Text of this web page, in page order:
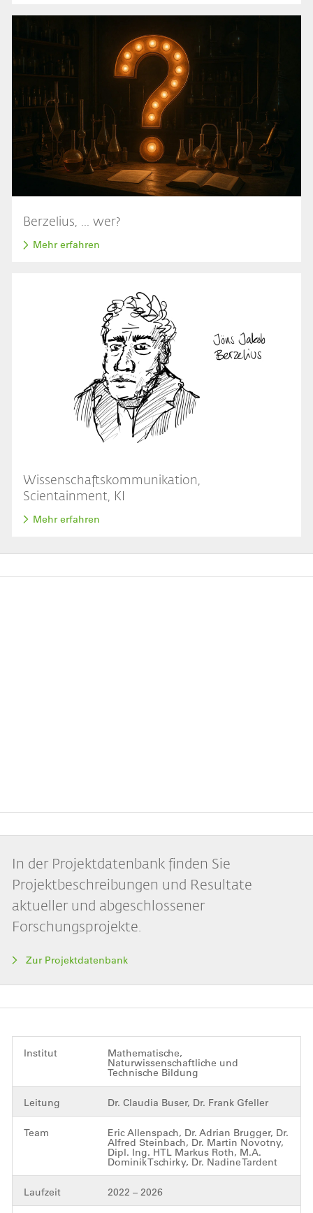
Berzelius, ... wer?
Mehr erfahren
Wissenschaftskommunikation,
Scientainment, KI
Mehr erfahren
In der Projektdatenbank finden Sie
Projektbeschreibungen und Resultate
aktueller und abgeschlossener
Forschungsprojekte.
Zur Projektdatenbank
Institut Mathematische,
Naturwissenschaftliche und
Technische Bildung
Leitung Dr. Claudia Buser, Dr. Frank Gfeller
Team Eric Allenspach, Dr. Adrian Brugger, Dr.
Alfred Steinbach, Dr. Martin Novotny,
Dipl. Ing. HTL Markus Roth, M.A.
Dominik Tschirky, Dr. Nadine Tardent
Laufzeit 2022 – 2026